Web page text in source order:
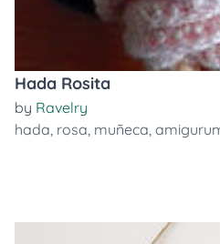
Hada Rosita
by Ravelry
hada, rosa, muñeca,